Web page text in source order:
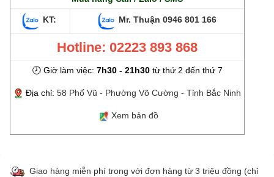
KT: Mr. Thuận 0946 801 166
Hotline: 02223 893 868
🕗 Giờ làm việc: 7h30 - 21h30từ thứ 2 đến thứ 7
Địa chỉ: 58 Phố Vũ - Phường Võ Cường - Tỉnh Bắc Ninh
Xem bản đồ
Giao hàng miễn phí trong với đơn hàng từ 3 triệu đồng (chỉ